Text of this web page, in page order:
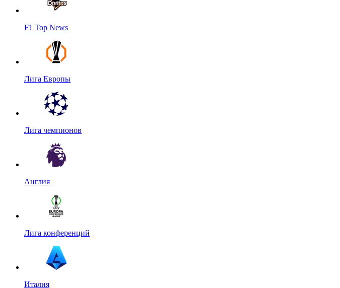
F1 Top News
Лига Европы
Лига чемпионов
Англия
Лига конференций
Италия